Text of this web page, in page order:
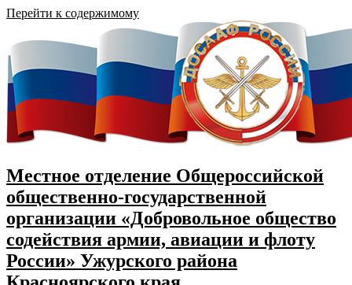
Перейти к содержимому
Местное отделение Общероссийской
общественно-государственной
организации «Добровольное общество
содействия армии, авиации и флоту
России» Ужурского района